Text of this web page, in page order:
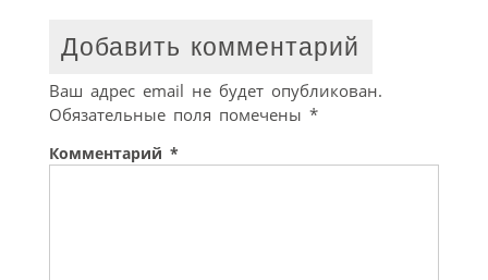
Добавить комментарий
Ваш адрес email не будет опубликован.
Обязательные поля помечены *
Комментарий *